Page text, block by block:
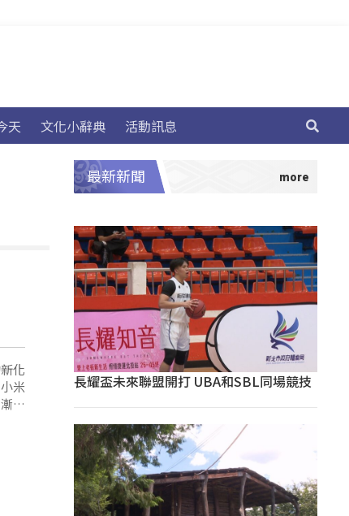
天 文化小辭典 活動訊息
化
米
的
最新新聞
長耀盃未來聯盟開打 UBA和SBL同場競技